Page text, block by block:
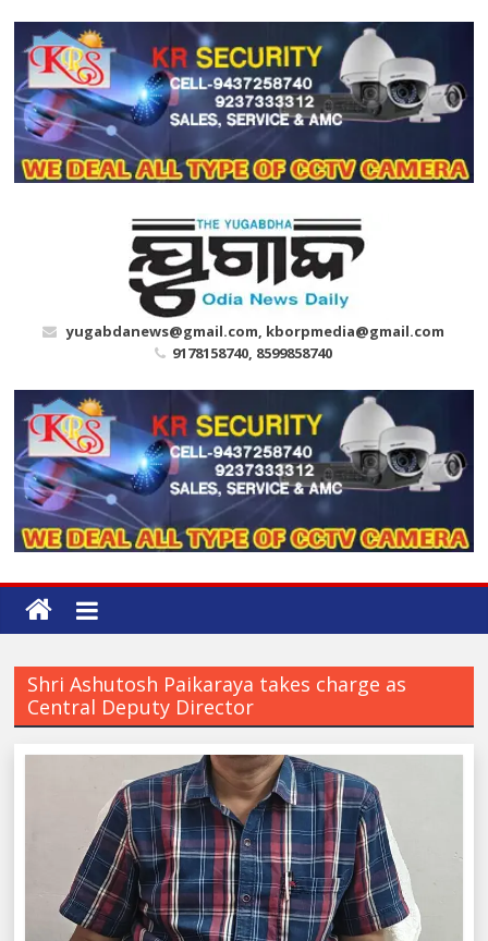
content
yugabdanews@gmail.com, kborpmedia@gmail.com
9178158740, 8599858740
Shri Ashutosh Paikaraya takes charge as
Central Deputy Director